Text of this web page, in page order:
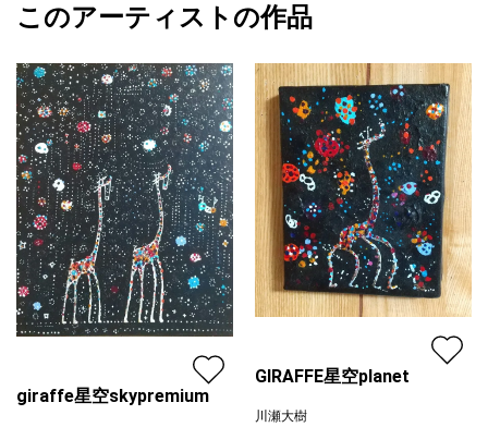
カラー
ピンク
配送目安
二週間以内
川瀬大樹
このアーティストの作品
giraffe星空skypremium
GIRAFFE星空planet
川瀬大樹